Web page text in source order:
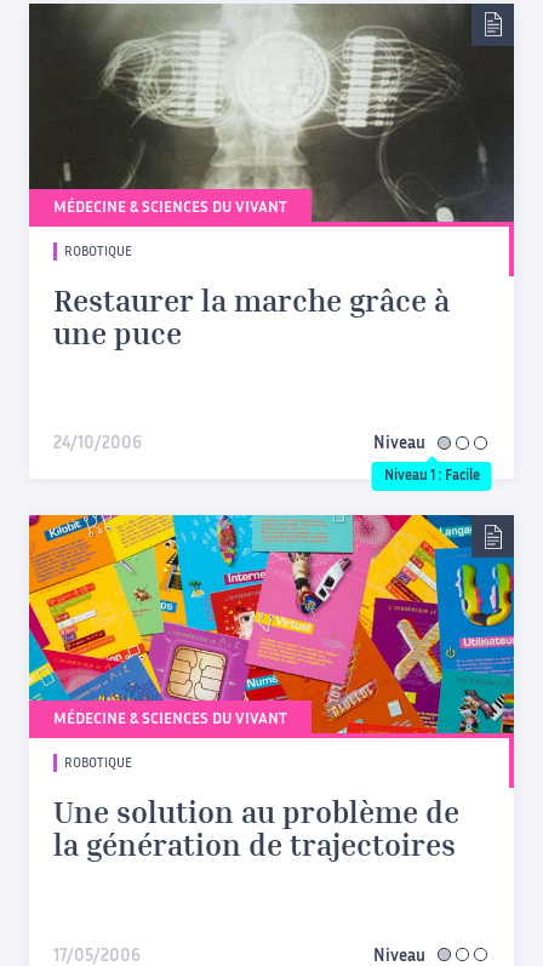
MÉDECINE & SCIENCES DU VIVANT
ROBOTIQUE
Restaurer la marche grâce à
une puce
24/10/2006 Niveau facile
Niveau 1 : Facile
MÉDECINE & SCIENCES DU VIVANT
ROBOTIQUE
Une solution au problème de
la génération de trajectoires
17/05/2006 Niveau facile